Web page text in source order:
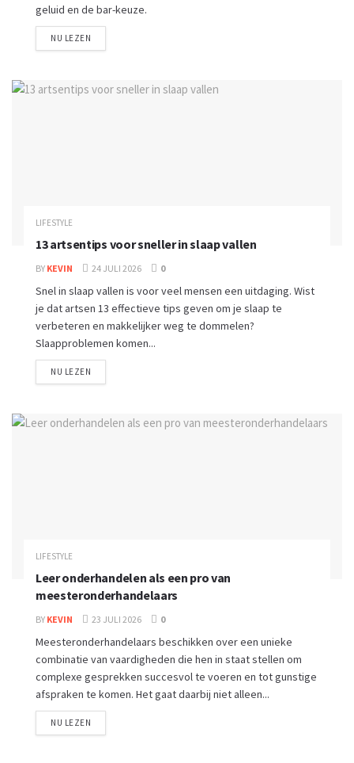
geluid en de bar-keuze.
NU LEZEN
LIFESTYLE
13 artsentips voor sneller in slaap vallen
BY KEVIN 24 JULI 2026 0
Snel in slaap vallen is voor veel mensen een uitdaging. Wist
je dat artsen 13 effectieve tips geven om je slaap te
verbeteren en makkelijker weg te dommelen?
Slaapproblemen komen...
NU LEZEN
LIFESTYLE
Leer onderhandelen als een pro van
meesteronderhandelaars
BY KEVIN 23 JULI 2026 0
Meesteronderhandelaars beschikken over een unieke
combinatie van vaardigheden die hen in staat stellen om
complexe gesprekken succesvol te voeren en tot gunstige
afspraken te komen. Het gaat daarbij niet alleen...
NU LEZEN